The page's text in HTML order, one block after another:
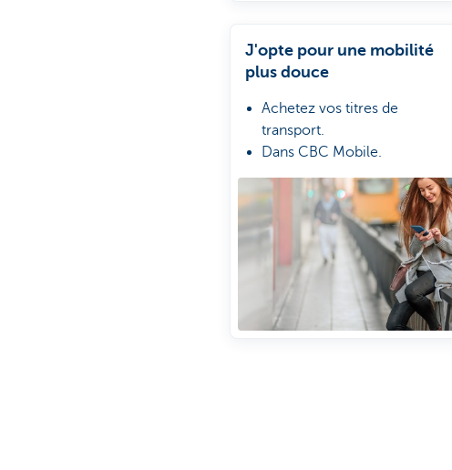
J'opte pour une mobilité
plus douce
Achetez vos titres de
transport.
Dans CBC Mobile.